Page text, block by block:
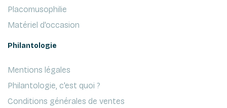
Placomusophilie
Matériel d'occasion
Philantologie
Mentions légales
Philantologie, c'est quoi ?
Conditions générales de ventes